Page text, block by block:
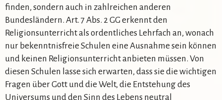
finden, sondern auch in zahlreichen anderen
Bundesländern. Art. 7 Abs. 2 GG erkennt den
Religionsunterricht als ordentliches Lehrfach an, wonach
nur bekenntnisfreie Schulen eine Ausnahme sein können
und keinen Religionsunterricht anbieten müssen. Von
diesen Schulen lasse sich erwarten, dass sie die wichtigen
Fragen über Gott und die Welt, die Entstehung des
Universums und den Sinn des Lebens neutral